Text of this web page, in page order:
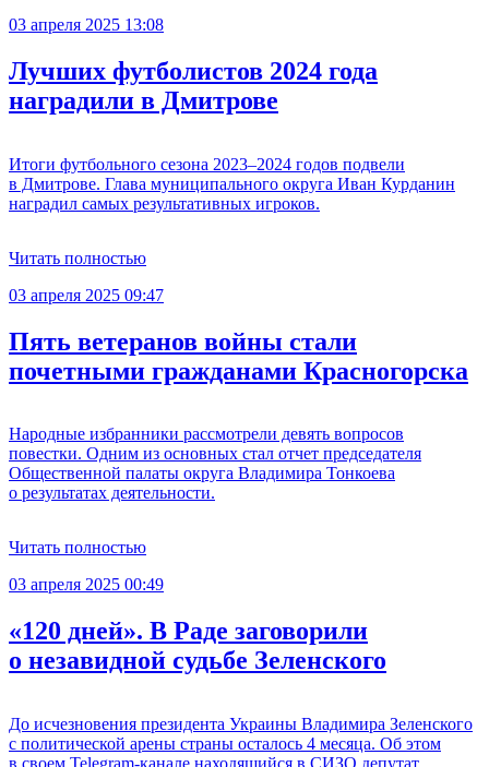
03 апреля 2025 13:08
Лучших футболистов 2024 года
наградили в Дмитрове
Итоги футбольного сезона 2023–2024 годов подвели
в Дмитрове. Глава муниципального округа Иван Курданин
наградил самых результативных игроков.
Читать полностью
03 апреля 2025 09:47
Пять ветеранов войны стали
почетными гражданами Красногорска
Народные избранники рассмотрели девять вопросов
повестки. Одним из основных стал отчет председателя
Общественной палаты округа Владимира Тонкоева
о результатах деятельности.
Читать полностью
03 апреля 2025 00:49
«120 дней». В Раде заговорили
о незавидной судьбе Зеленского
До исчезновения президента Украины Владимира Зеленского
с политической арены страны осталось 4 месяца. Об этом